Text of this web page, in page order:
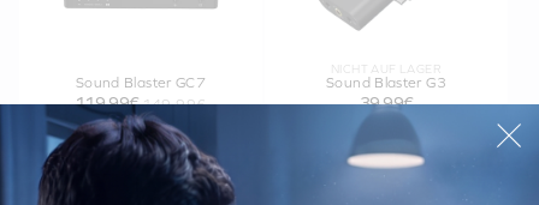
Sound Blaster GC7
119,99€149,99€
NICHT AUF LAGER
Sound Blaster G3
39,99€